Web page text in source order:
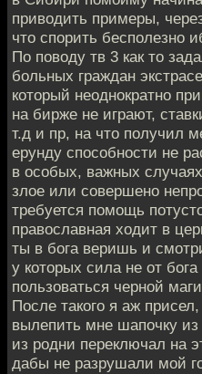
приводить примеры,
что спорить бесполезно
По поводу тв 3 как то
больных граждан
который неоднократно
на бирже не играют,
т.д и пр, на что получил
ерунду способности не
в особых, важных
злое или совершено
требуется помощь
православная ходит в
ты в бога веришь и
у которых сила не от
пользоваться черной
После такого я аж
вылепить мне шапочку из
из родни переключал на
дабы не разрушали мой